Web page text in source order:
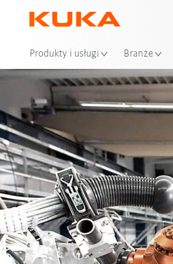
Produkty i usługi Branże